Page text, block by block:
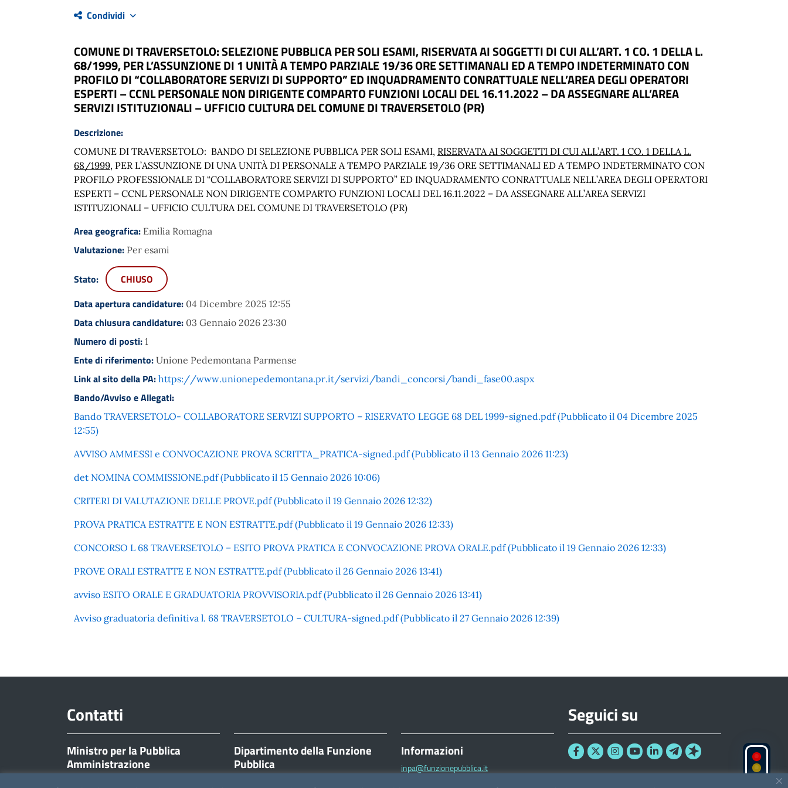
Condividi
COMUNE DI TRAVERSETOLO: SELEZIONE PUBBLICA PER SOLI ESAMI, RISERVATA AI SOGGETTI DI CUI ALL’ART. 1 CO. 1 DELLA L.
68/1999, PER L’ASSUNZIONE DI 1 UNITÀ A TEMPO PARZIALE 19/36 ORE SETTIMANALI ED A TEMPO INDETERMINATO CON
PROFILO DI “COLLABORATORE SERVIZI DI SUPPORTO” ED INQUADRAMENTO CONRATTUALE NELL’AREA DEGLI OPERATORI
ESPERTI – CCNL PERSONALE NON DIRIGENTE COMPARTO FUNZIONI LOCALI DEL 16.11.2022 – DA ASSEGNARE ALL’AREA
SERVIZI ISTITUZIONALI – UFFICIO CULTURA DEL COMUNE DI TRAVERSETOLO (PR)
Descrizione:
COMUNE DI TRAVERSETOLO: BANDO DI SELEZIONE PUBBLICA PER SOLI ESAMI, RISERVATA AI SOGGETTI DI CUI ALL’ART. 1 CO. 1 DELLA L.
68/1999, PER L’ASSUNZIONE DI UNA UNITÀ DI PERSONALE A TEMPO PARZIALE 19/36 ORE SETTIMANALI ED A TEMPO INDETERMINATO CON
PROFILO PROFESSIONALE DI “COLLABORATORE SERVIZI DI SUPPORTO” ED INQUADRAMENTO CONRATTUALE NELL’AREA DEGLI OPERATORI
ESPERTI – CCNL PERSONALE NON DIRIGENTE COMPARTO FUNZIONI LOCALI DEL 16.11.2022 – DA ASSEGNARE ALL’AREA SERVIZI
ISTITUZIONALI – UFFICIO CULTURA DEL COMUNE DI TRAVERSETOLO (PR)
Area geografica: Emilia Romagna
Valutazione: Per esami
Stato:
CHIUSO
Data apertura candidature: 04 Dicembre 2025 12:55
Data chiusura candidature: 03 Gennaio 2026 23:30
Numero di posti: 1
Ente di riferimento: Unione Pedemontana Parmense
Link al sito della PA: https://www.unionepedemontana.pr.it/servizi/bandi_concorsi/bandi_fase00.aspx
Bando/Avviso e Allegati:
Bando TRAVERSETOLO- COLLABORATORE SERVIZI SUPPORTO – RISERVATO LEGGE 68 DEL 1999-signed.pdf (Pubblicato il 04 Dicembre 2025
12:55)
AVVISO AMMESSI e CONVOCAZIONE PROVA SCRITTA_PRATICA-signed.pdf (Pubblicato il 13 Gennaio 2026 11:23)
det NOMINA COMMISSIONE.pdf (Pubblicato il 15 Gennaio 2026 10:06)
CRITERI DI VALUTAZIONE DELLE PROVE.pdf (Pubblicato il 19 Gennaio 2026 12:32)
PROVA PRATICA ESTRATTE E NON ESTRATTE.pdf (Pubblicato il 19 Gennaio 2026 12:33)
CONCORSO L 68 TRAVERSETOLO – ESITO PROVA PRATICA E CONVOCAZIONE PROVA ORALE.pdf (Pubblicato il 19 Gennaio 2026 12:33)
PROVE ORALI ESTRATTE E NON ESTRATTE.pdf (Pubblicato il 26 Gennaio 2026 13:41)
avviso ESITO ORALE E GRADUATORIA PROVVISORIA.pdf (Pubblicato il 26 Gennaio 2026 13:41)
Avviso graduatoria definitiva l. 68 TRAVERSETOLO – CULTURA-signed.pdf (Pubblicato il 27 Gennaio 2026 12:39)
Contatti
Ministro per la Pubblica
Amministrazione
Dipartimento della Funzione
Pubblica
Informazioni
inpa@funzionepubblica.it
Seguici su